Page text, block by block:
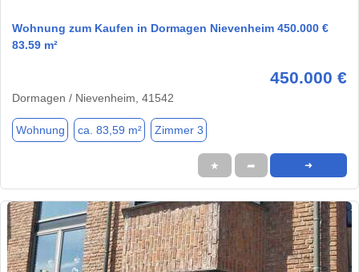
Wohnung zum Kaufen in Dormagen Nievenheim 450.000 €
83.59 m²
450.000 €
Dormagen / Nievenheim, 41542
Wohnung ca. 83,59 m² Zimmer 3
★ ➦ ➜